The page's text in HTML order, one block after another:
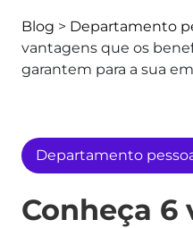
Blog > Departamento
vantagens que os
garantem para a sua
Departamento
Conheça 6